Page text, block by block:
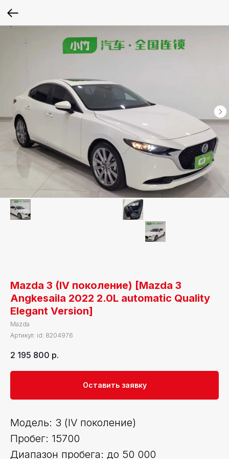
Mazda 3 (IV поколение) [Mazda 3
Angkesaila 2022 2.0L automatic Quality
Elegant Version]
Mazda
Артикул: id: 8204976
2 195 800 р.
Оставить заявку
Модель: 3 (IV поколение)
Пробег: 15700
Диапазон пробега: до 50 000